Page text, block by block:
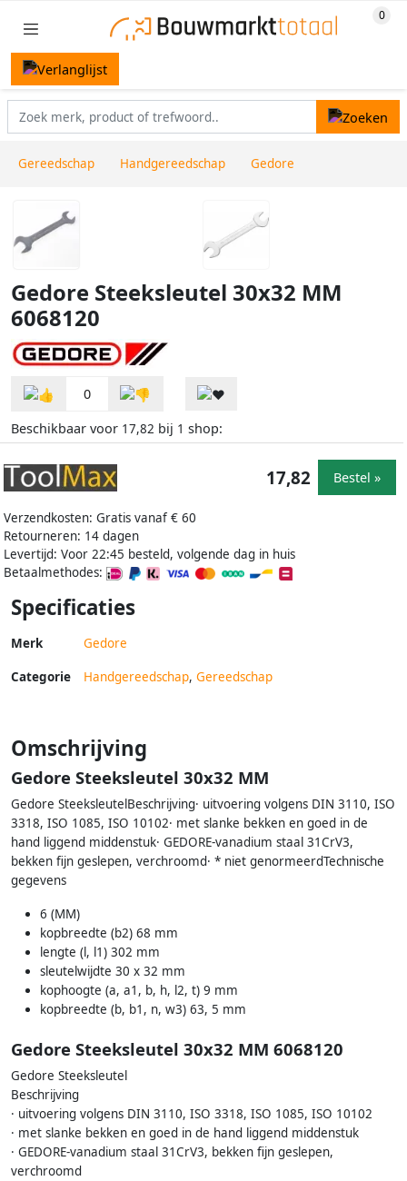
Gereedschap Handgereedschap Gedore
Gedore Steeksleutel 30x32 MM
6068120
0
Beschikbaar voor 17,82 bij 1 shop:
Verzendkosten: Gratis vanaf € 60
Retourneren: 14 dagen
Levertijd: Voor 22:45 besteld, volgende dag in huis
Betaalmethodes:
17,82 Bestel »
Specificaties
Merk Gedore
Categorie Handgereedschap, Gereedschap
Omschrijving
Gedore Steeksleutel 30x32 MM
Gedore SteeksleutelBeschrijving· uitvoering volgens DIN 3110, ISO
3318, ISO 1085, ISO 10102· met slanke bekken en goed in de
hand liggend middenstuk· GEDORE-vanadium staal 31CrV3,
bekken fijn geslepen, verchroomd· * niet genormeerdTechnische
gegevens
6 (MM)
kopbreedte (b2) 68 mm
lengte (l, l1) 302 mm
sleutelwijdte 30 x 32 mm
kophoogte (a, a1, b, h, l2, t) 9 mm
kopbreedte (b, b1, n, w3) 63, 5 mm
Gedore Steeksleutel 30x32 MM 6068120
Gedore Steeksleutel
Beschrijving
· uitvoering volgens DIN 3110, ISO 3318, ISO 1085, ISO 10102
· met slanke bekken en goed in de hand liggend middenstuk
· GEDORE-vanadium staal 31CrV3, bekken fijn geslepen,
verchroomd